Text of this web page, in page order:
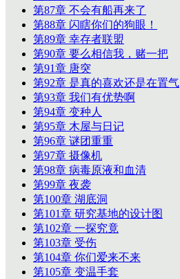
第87章 不会有船再来了
第88章 闪瞎你们的狗眼！
第89章 幸存者联盟
第90章 要么相信我，赌一把
第91章 唐突
第92章 是真的喜欢还是在置气
第93章 我们有优势啊
第94章 变种人
第95章 木屋与日记
第96章 谜团重重
第97章 摄像机
第98章 病毒原液和血清
第99章 夜袭
第100章 湖底洞
第101章 研究基地的设计图
第102章 一探究竟
第103章 受伤
第104章 你们爱来不来
第105章 变温手套